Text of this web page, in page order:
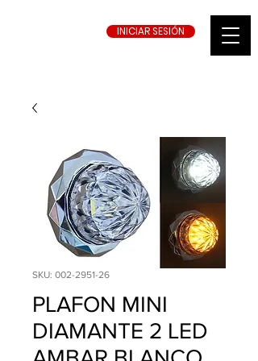
INICIAR SESIÓN
SKU: 002-2951-26
PLAFON MINI
DIAMANTE 2 LED